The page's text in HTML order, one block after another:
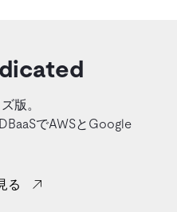
版。
でAWSとGoogle
る